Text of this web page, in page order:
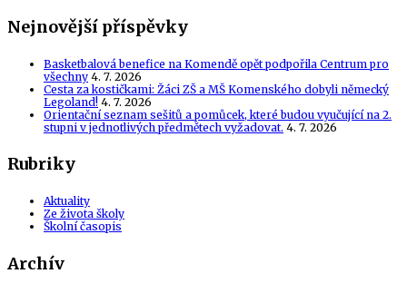
Nejnovější příspěvky
Basketbalová benefice na Komendě opět podpořila Centrum pro
všechny 4. 7. 2026
Cesta za kostičkami: Žáci ZŠ a MŠ Komenského dobyli německý
Legoland! 4. 7. 2026
Orientační seznam sešitů a pomůcek, které budou vyučující na 2.
stupni v jednotlivých předmětech vyžadovat. 4. 7. 2026
Rubriky
Aktuality
Ze života školy
Školní časopis
Archív